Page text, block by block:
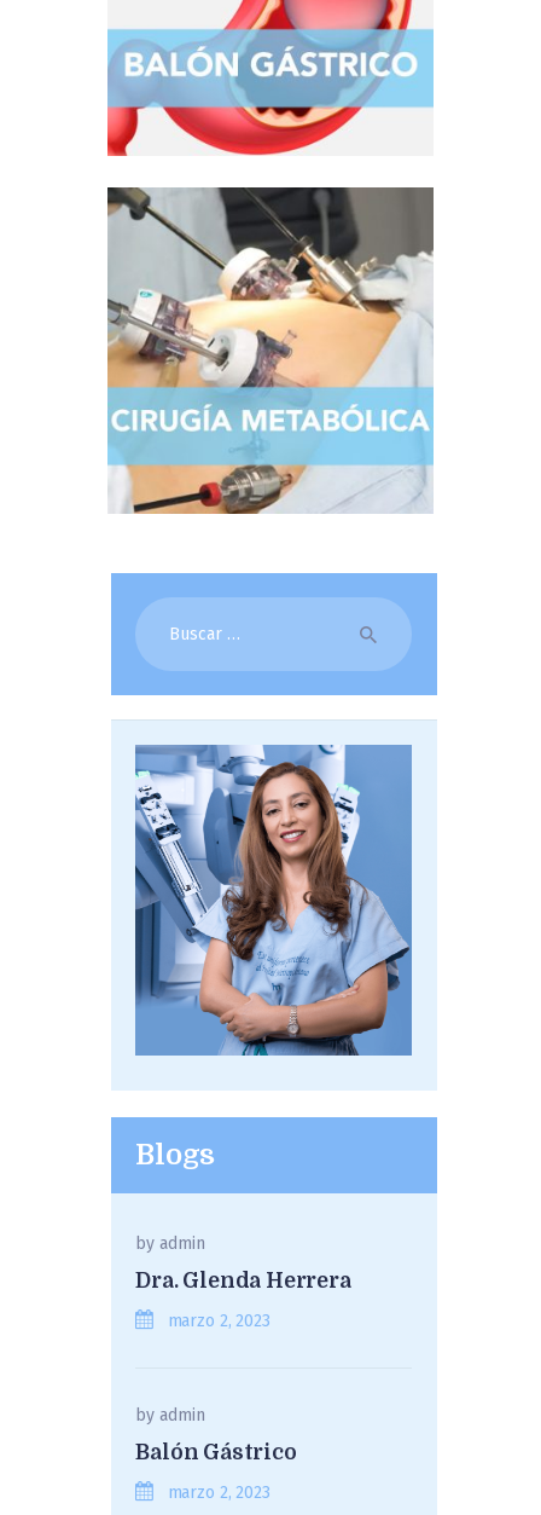
Buscar:
Blogs
byadmin
Dra. Glenda Herrera
marzo 2, 2023
byadmin
Balón Gástrico
marzo 2, 2023